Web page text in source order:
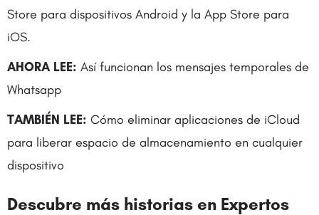
Store para dispositivos Android y la App Store para
iOS.
AHORA LEE: Así funcionan los mensajes temporales de
Whatsapp
TAMBIÉN LEE: Cómo eliminar aplicaciones de iCloud
para liberar espacio de almacenamiento en cualquier
dispositivo
Descubre más historias en Expertos